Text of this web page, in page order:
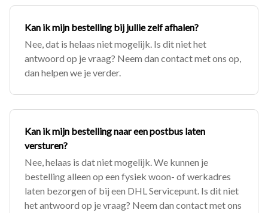
Kan ik mijn bestelling bij jullie zelf afhalen?
Nee, dat is helaas niet mogelijk. Is dit niet het
antwoord op je vraag? Neem dan contact met ons op,
dan helpen we je verder.
Kan ik mijn bestelling naar een postbus laten
versturen?
Nee, helaas is dat niet mogelijk. We kunnen je
bestelling alleen op een fysiek woon- of werkadres
laten bezorgen of bij een DHL Servicepunt. Is dit niet
het antwoord op je vraag? Neem dan contact met ons